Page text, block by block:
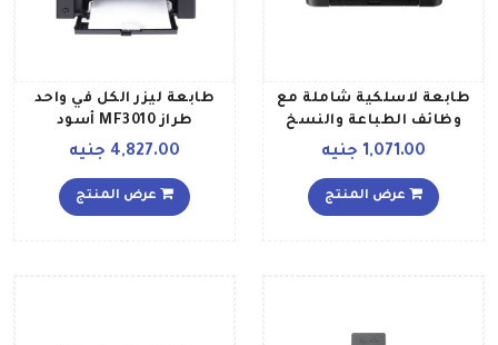
طابعة لاسلكية شاملة مع
وظائف الطباعة والنسخ
والمسح الضوئي طراز
1,071.00 جنيه
عرض المنتج
طابعة ليزر الكل في واحد
طراز MF3010 أسود
4,827.00 جنيه
عرض المنتج